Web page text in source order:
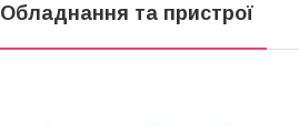
Обладнання та пристрої